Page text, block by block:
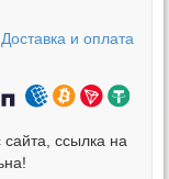
Доставка и оплата
ссылка на